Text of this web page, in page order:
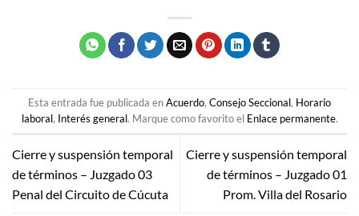
Esta entrada fue publicada enAcuerdo, Consejo Seccional, Horario
laboral, Interés general. Marque como favorito el Enlace permanente.
Cierre y suspensión temporal
de términos – Juzgado 03
Penal del Circuito de Cúcuta
Cierre y suspensión temporal
de términos – Juzgado 01
Prom. Villa del Rosario